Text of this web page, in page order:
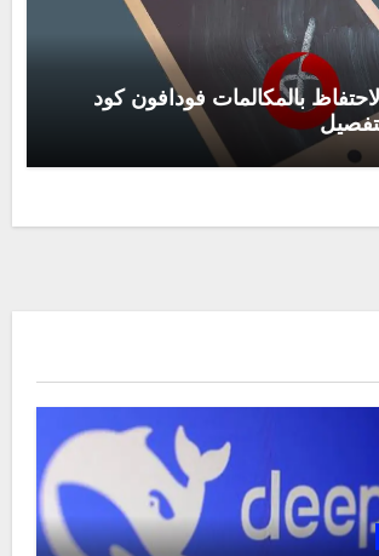
بالمكالمات فودافون كود